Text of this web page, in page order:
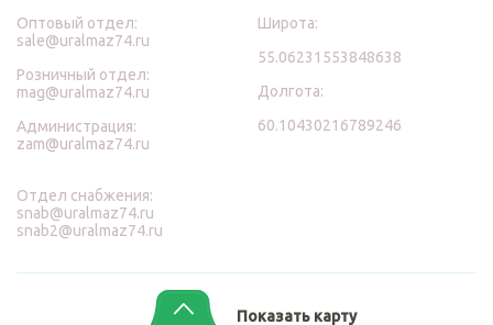
Оптовый отдел:
sale@uralmaz74.ru
Розничный отдел:
mag@uralmaz74.ru
Администрация:
zam@uralmaz74.ru
Отдел снабжения:
snab@uralmaz74.ru
snab2@uralmaz74.ru
Широта:
55.06231553848638
Долгота:
60.10430216789246
Показать карту